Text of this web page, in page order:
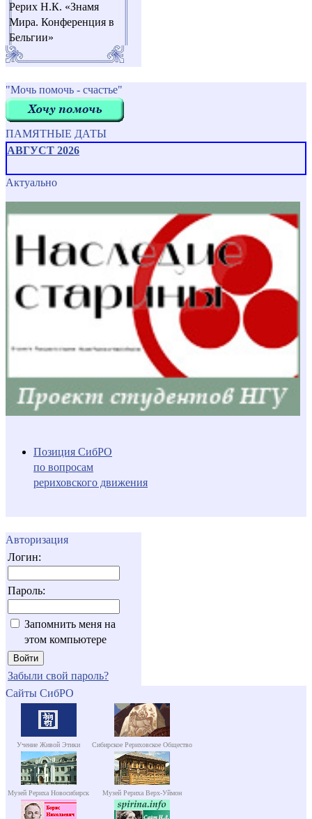
Рерих Н.К. «Знамя
Мира. Конференция в
Бельгии»
"Мочь помочь - счастье"
ПАМЯТНЫЕ ДАТЫ
АВГУСТ 2026
Актуально
Позиция СибРО
по вопросам
рериховского движения
Авторизация
Логин:
Пароль:
Запомнить меня на
этом компьютере
Забыли свой пароль?
Сайты СибРО
Учение Живой Этики Сибирское Рериховское Общество
Музей Рериха Новосибирск Музей Рериха Верх-Уймон